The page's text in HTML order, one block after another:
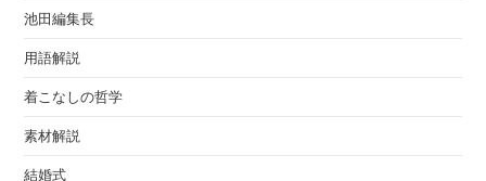
池田編集長
用語解説
着こなしの哲学
素材解説
結婚式